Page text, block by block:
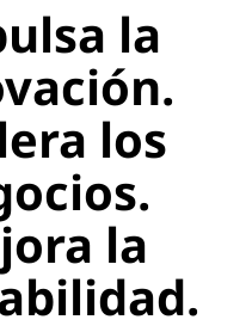
la
los
la